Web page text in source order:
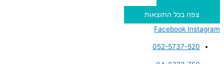
צפה בכל התוצאות
Facebook Instagram
052-5737-520